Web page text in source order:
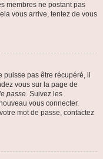
membres ne postant pas
vous arrive, tentez de vous
puisse pas être récupéré, il
vous sur la page de
passe. Suivez les
vous connecter.
mot de passe, contactez